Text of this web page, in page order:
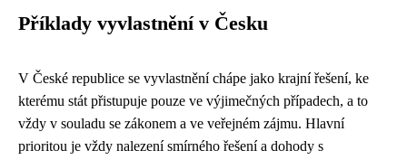
Příklady vyvlastnění v Česku
V České republice se vyvlastnění chápe jako krajní řešení, ke
kterému stát přistupuje pouze ve výjimečných případech, a to
vždy v souladu se zákonem a ve veřejném zájmu. Hlavní
prioritou je vždy nalezení smírného řešení a dohody s